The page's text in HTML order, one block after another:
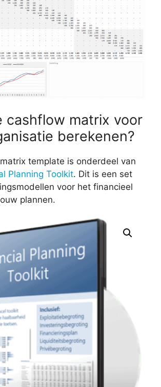
cashflow matrix voor
berekenen?
template is onderdeel van
Planning Toolkit. Dit is een set
voor het financieel
plannen.